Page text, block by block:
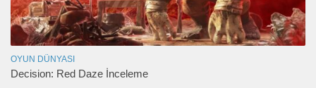
OYUN DÜNYASI
Decision: Red Daze İnceleme